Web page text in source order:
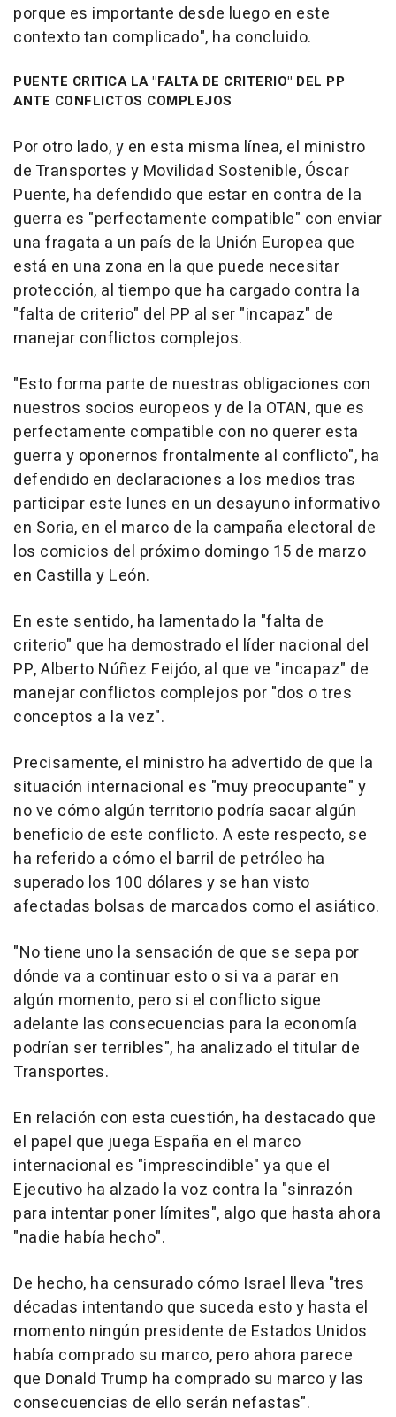
porque es importante desde luego en este
contexto tan complicado", ha concluido.
PUENTE CRITICA LA "FALTA DE CRITERIO" DEL PP
ANTE CONFLICTOS COMPLEJOS
Por otro lado, y en esta misma línea, el ministro
de Transportes y Movilidad Sostenible, Óscar
Puente, ha defendido que estar en contra de la
guerra es "perfectamente compatible" con enviar
una fragata a un país de la Unión Europea que
está en una zona en la que puede necesitar
protección, al tiempo que ha cargado contra la
"falta de criterio" del PP al ser "incapaz" de
manejar conflictos complejos.
"Esto forma parte de nuestras obligaciones con
nuestros socios europeos y de la OTAN, que es
perfectamente compatible con no querer esta
guerra y oponernos frontalmente al conflicto", ha
defendido en declaraciones a los medios tras
participar este lunes en un desayuno informativo
en Soria, en el marco de la campaña electoral de
los comicios del próximo domingo 15 de marzo
en Castilla y León.
En este sentido, ha lamentado la "falta de
criterio" que ha demostrado el líder nacional del
PP, Alberto Núñez Feijóo, al que ve "incapaz" de
manejar conflictos complejos por "dos o tres
conceptos a la vez".
Precisamente, el ministro ha advertido de que la
situación internacional es "muy preocupante" y
no ve cómo algún territorio podría sacar algún
beneficio de este conflicto. A este respecto, se
ha referido a cómo el barril de petróleo ha
superado los 100 dólares y se han visto
afectadas bolsas de marcados como el asiático.
"No tiene uno la sensación de que se sepa por
dónde va a continuar esto o si va a parar en
algún momento, pero si el conflicto sigue
adelante las consecuencias para la economía
podrían ser terribles", ha analizado el titular de
Transportes.
En relación con esta cuestión, ha destacado que
el papel que juega España en el marco
internacional es "imprescindible" ya que el
Ejecutivo ha alzado la voz contra la "sinrazón
para intentar poner límites", algo que hasta ahora
"nadie había hecho".
De hecho, ha censurado cómo Israel lleva "tres
décadas intentando que suceda esto y hasta el
momento ningún presidente de Estados Unidos
había comprado su marco, pero ahora parece
que Donald Trump ha comprado su marco y las
consecuencias de ello serán nefastas".